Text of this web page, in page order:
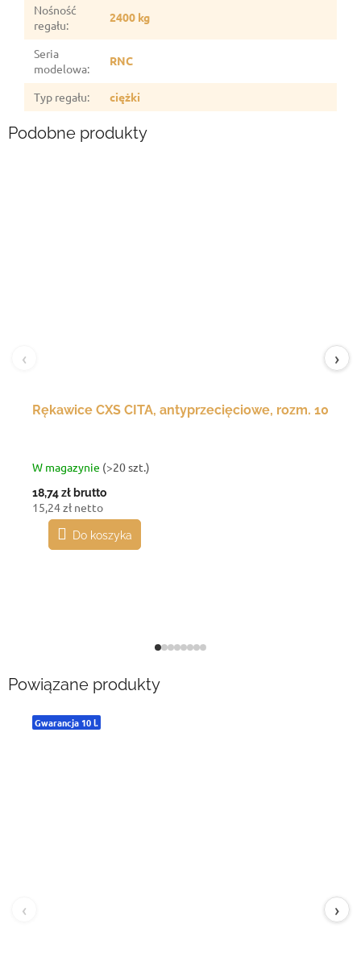
Nośność
regału:
2400 kg
Seria
modelowa:
RNC
Typ regału: ciężki
Podobne produkty
Rękawice CXS CITA, antyprzecięciowe, rozm. 10
W magazynie (>20 szt.)
18,74 zł brutto
15,24 zł netto
Do koszyka
‹ ›
Powiązane produkty
Gwarancja 10 l.
‹ ›